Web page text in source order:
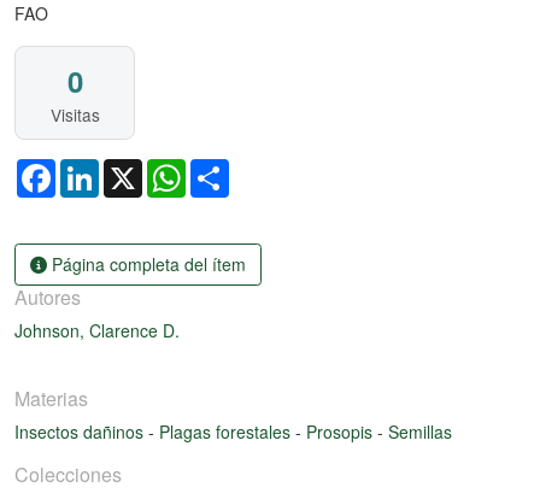
FAO
0
Visitas
FacebookLinkedIn
X WhatsApp
Página completa del ítem
Autores
Johnson, Clarence D.
Materias
Insectos dañinos - Plagas forestales - Prosopis - Semillas
Colecciones